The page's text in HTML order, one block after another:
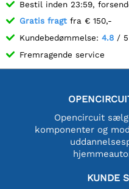
Bestil inden 23:59,
Gratis fragt fra € 150,-
Kundebedømmelse: 4.8 / 5
Fremragende service
Opencircuit
komponenter og
KUNDE